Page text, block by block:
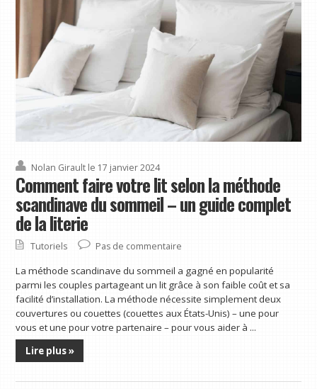
Nolan Girault le 17 janvier 2024
Comment faire votre lit selon la méthode
scandinave du sommeil – un guide complet
de la literie
Tutoriels Pas de commentaire
La méthode scandinave du sommeil a gagné en popularité
parmi les couples partageant un lit grâce à son faible coût et sa
facilité d’installation. La méthode nécessite simplement deux
couvertures ou couettes (couettes aux États-Unis) – une pour
vous et une pour votre partenaire – pour vous aider à ...
Lire plus »